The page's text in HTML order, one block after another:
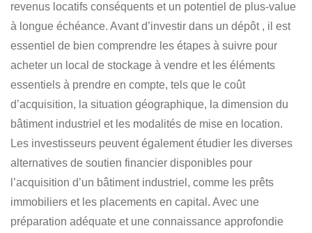
revenus locatifs conséquents et un potentiel de plus-value
à longue échéance. Avant d’investir dans un dépôt, il est
essentiel de bien comprendre les étapes à suivre pour
acheter un local de stockage à vendre et les éléments
essentiels à prendre en compte, tels que le coût
d’acquisition, la situation géographique, la dimension du
bâtiment industriel et les modalités de mise en location.
Les investisseurs peuvent également étudier les diverses
alternatives de soutien financier disponibles pour
l’acquisition d’un bâtiment industriel , comme les prêts
immobiliers et les placements en capital. Avec une
préparation adéquate et une connaissance approfondie